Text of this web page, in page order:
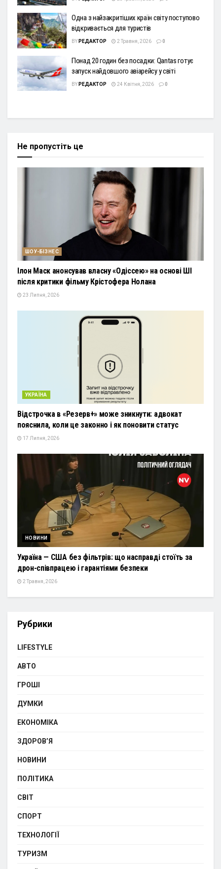
Одна з найзакритіших країн світу поступово
відкривається для туристів
BY РЕДАКТОР 2 Травня, 2026 0
Понад 20 годин без посадки: Qantas готує
запуск найдовшого авіарейсу у світі
BY РЕДАКТОР 24 Квітня, 2026 0
Не пропустіть це
ШОУ-БІЗНЕС
Ілон Маск анонсував власну «Одіссею» на основі ШІ
після критики фільму Крістофера Нолана
23 Липня, 2026
УКРАЇНА
Відстрочка в «Резерв+» може зникнути: адвокат
пояснила, коли це законно і як поновити статус
17 Липня, 2026
НОВИНИ
Україна — США без фільтрів: що насправді стоїть за
дрон-співпрацею і гарантіями безпеки
2 Травня, 2026
Рубрики
LIFESTYLE
АВТО
ГРОШІ
ДУМКИ
ЕКОНОМІКА
ЗДОРОВ’Я
НОВИНИ
ПОЛІТИКА
СВІТ
СПОРТ
ТЕХНОЛОГІЇ
ТУРИЗМ